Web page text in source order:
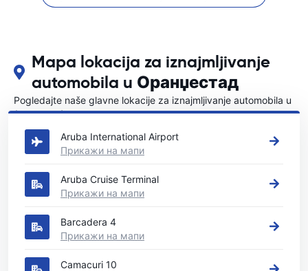
Mapa lokacija za iznajmljivanje
automobila u Оранџестад
Pogledajte naše glavne lokacije za iznajmljivanje automobila u
{COUNTRI}
Aruba International Airport
Прикажи на мапи
Aruba Cruise Terminal
Прикажи на мапи
Barcadera 4
Прикажи на мапи
Camacuri 10